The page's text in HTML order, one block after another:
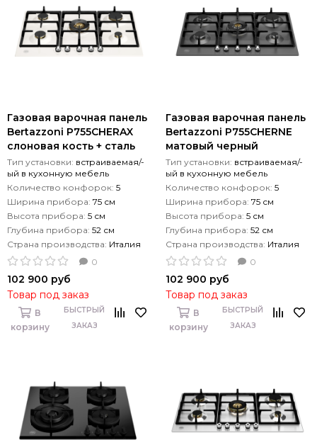
Газовая варочная панель
Bertazzoni P755CHERAX
слоновая кость + сталь
Тип установки: встраиваемая/-
ый в кухонную мебель
Количество конфорок: 5
Ширина прибора: 75 см
Высота прибора: 5 см
Глубина прибора: 52 см
Страна производства: Италия
0
102 900 руб
Товар под заказ
В
корзину
БЫСТРЫЙ
ЗАКАЗ
Газовая варочная панель
Bertazzoni P755CHERNE
матовый черный
Тип установки: встраиваемая/-
ый в кухонную мебель
Количество конфорок: 5
Ширина прибора: 75 см
Высота прибора: 5 см
Глубина прибора: 52 см
Страна производства: Италия
0
102 900 руб
Товар под заказ
В
корзину
БЫСТРЫЙ
ЗАКАЗ